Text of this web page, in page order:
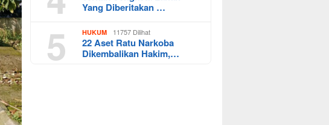
Yang Diberitakan …
5 HUKUM 11757 Dilihat
22 Aset Ratu Narkoba
Dikembalikan Hakim,…